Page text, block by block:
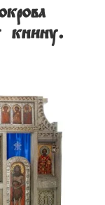
книну.